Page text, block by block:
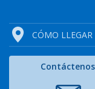
CÓMO LLEGAR
Contáctenos